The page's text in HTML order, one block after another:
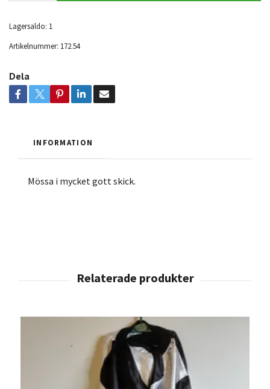
Lagersaldo: 1
Artikelnummer: 172.54
Dela
INFORMATION
Mössa i mycket gott skick.